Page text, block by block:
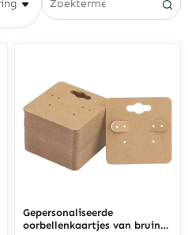
Gepersonaliseerde
oorbellenkaartjes van bruin